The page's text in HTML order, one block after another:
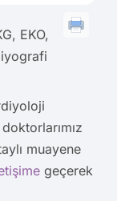
EKO,
muayene
geçerek